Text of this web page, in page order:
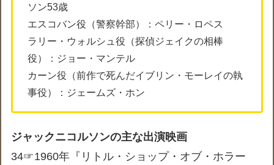
ソン53歳
エスコバン役（警察幹部）：ペリー・ロペス
ラリー・ウォルシュ役（探偵ジェイクの相棒
役）：ジョー・マンテル
カーン役（前作で死んだイブリン・モーレイの執
事役）：ジェームズ・ホン
ジャックニコルソンの主な出演映画
34☞1960年『リトル・ショップ・オブ・ホラー